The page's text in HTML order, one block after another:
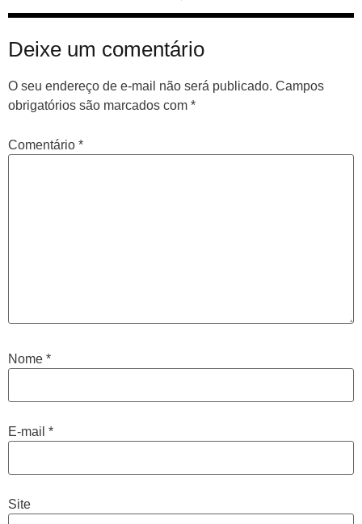
Deixe um comentário
O seu endereço de e-mail não será publicado. Campos
obrigatórios são marcados com *
Comentário *
Nome *
E-mail *
Site